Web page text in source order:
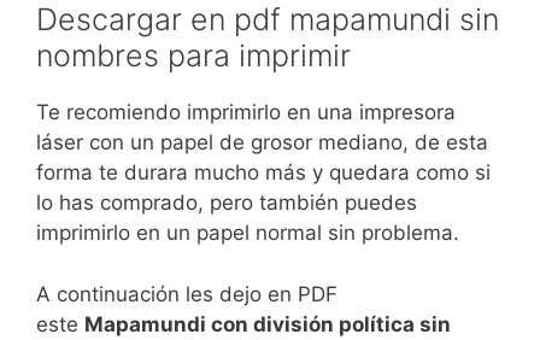
Descargar en pdf mapamundi sin
nombres para imprimir
Te recomiendo imprimirlo en una impresora
láser con un papel de grosor mediano, de esta
forma te durara mucho más y quedara como si
lo has comprado, pero también puedes
imprimirlo en un papel normal sin problema.
A continuación les dejo en PDF
este Mapamundi con división política sin